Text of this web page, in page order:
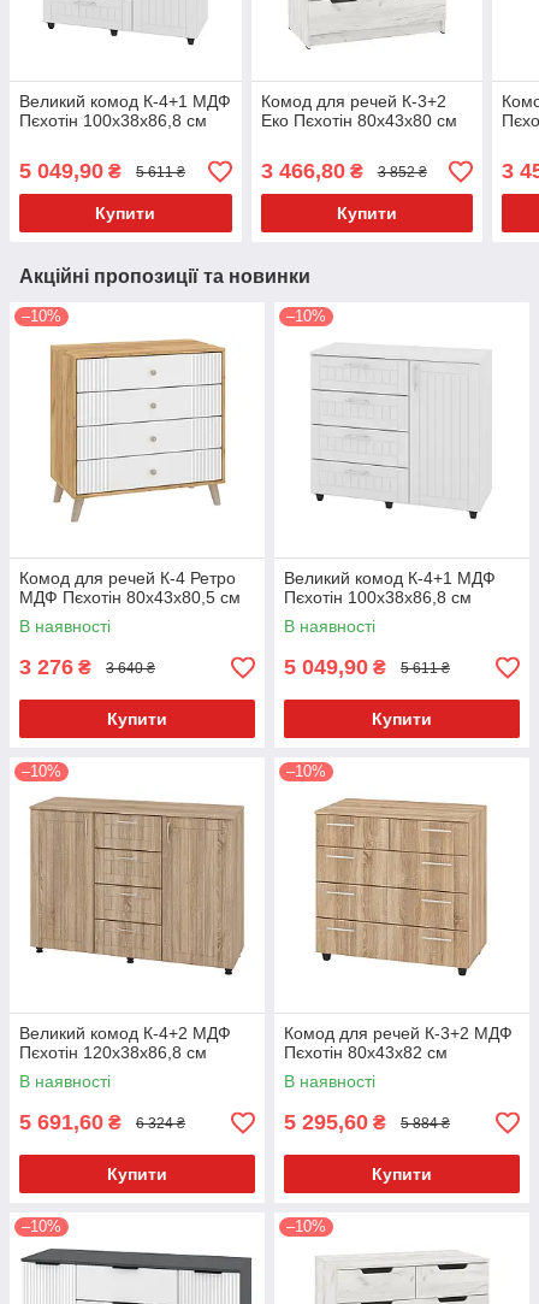
Великий комод К-4+1 МДФ
Пєхотін 100х38х86,8 см
5 049,90 ₴ 5 611 ₴
Купити
Комод для речей К-3+2
Еко Пєхотін 80х43х80 см
3 466,80₴ 3 852 ₴
Купити
3
Акційні пропозиції та новинки
–10%
Комод для речей К-4 Ретро
МДФ Пєхотін 80х43х80,5 см
В наявності
3 276 ₴ 3 640 ₴
Купити
–10%
Великий комод К-4+1 МДФ
Пєхотін 100х38х86,8 см
В наявності
5 049,90 ₴ 5 611 ₴
Купити
–10%
Великий комод К-4+2 МДФ
Пєхотін 120х38х86,8 см
В наявності
5 691,60 ₴ 6 324 ₴
Купити
–10%
Комод для речей К-3+2 МДФ
Пєхотін 80х43х82 см
В наявності
5 295,60 ₴ 5 884 ₴
Купити
–10% –10%